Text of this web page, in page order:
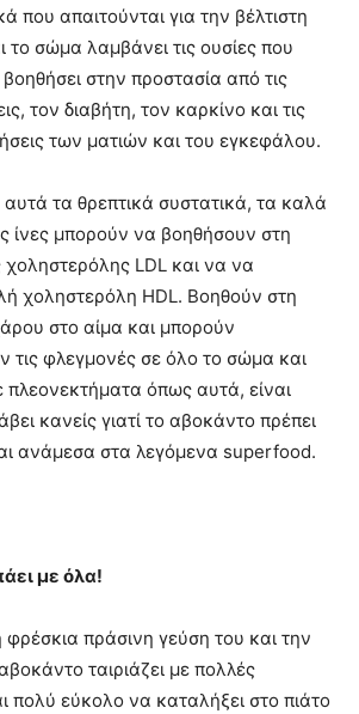
που απαιτούνται για την βέλτιστη
το σώμα λαμβάνει τις ουσίες που
βοηθήσει στην προστασία από τις
τον διαβήτη, τον καρκίνο και τις
των ματιών και του εγκεφάλου.
τα θρεπτικά συστατικά, τα καλά
ίνες μπορούν να βοηθήσουν στη
LDL και να να
χοληστερόλη HDL. Βοηθούν στη
στο αίμα και μπορούν
τις φλεγμονές σε όλο το σώμα και
όπως αυτά, είναι
κανείς γιατί το αβοκάντο πρέπει
ανάμεσα στα λεγόμενα superfood.
με όλα!
πράσινη γεύση του και την
ταιριάζει με πολλές
πολύ εύκολο να καταλήξει στο πιάτο